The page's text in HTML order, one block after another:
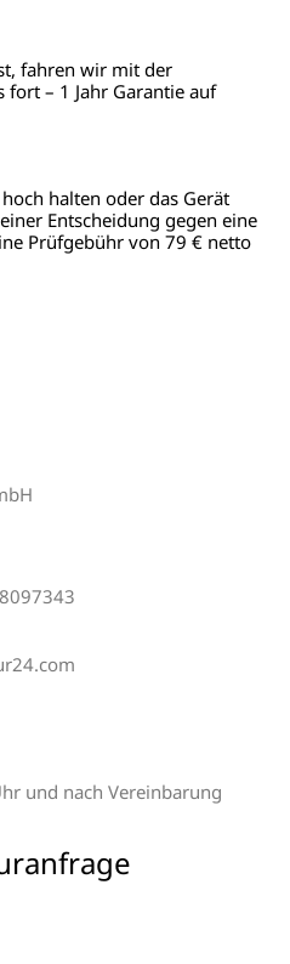
fahren wir mit der
– 1 Jahr Garantie auf
halten oder das Gerät
Entscheidung gegen eine
Prüfgebühr von 79 € netto
und nach Vereinbarung